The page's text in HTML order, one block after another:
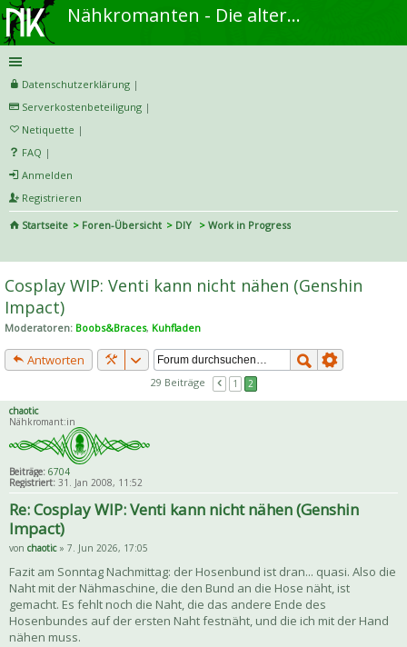
Nähkromanten - Die alternative Näh- und DIY-Community
Datenschutzerklärung |
Serverkostenbeteiligung |
Netiquette |
FAQ |
Anmelden
Registrieren
Startseite
Foren-Übersicht DIY
Work in Progress
he
Cosplay WIP: Venti kann nicht nähen (Genshin
Impact)
Moderatoren: Boobs&Braces, Kuhfladen
Antworten
29 Beiträge 1 2
chaotic
Nähkromant:in
Beiträge: 6704
Registriert: 31. Jan 2008, 11:52
Re: Cosplay WIP: Venti kann nicht nähen (Genshin
Impact)
von chaotic» 7. Jun 2026, 17:05
Fazit am Sonntag Nachmittag: der Hosenbund ist dran... quasi. Also die
Naht mit der Nähmaschine, die den Bund an die Hose näht, ist
gemacht. Es fehlt noch die Naht, die das andere Ende des
Hosenbundes auf der ersten Naht festnäht, und die ich mit der Hand
nähen muss.